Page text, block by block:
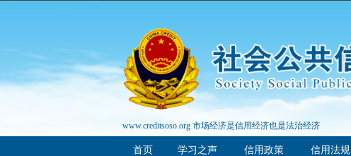
www.creditsoso.org 市场经济是信用经济也是法治经济
首页 学习之声 信用政策 信用法规